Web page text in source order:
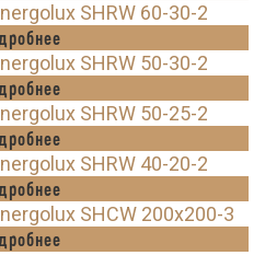
SHRW 60-30-2
SHRW 50-30-2
SHRW 50-25-2
SHRW 40-20-2
SHCW 200x200-3